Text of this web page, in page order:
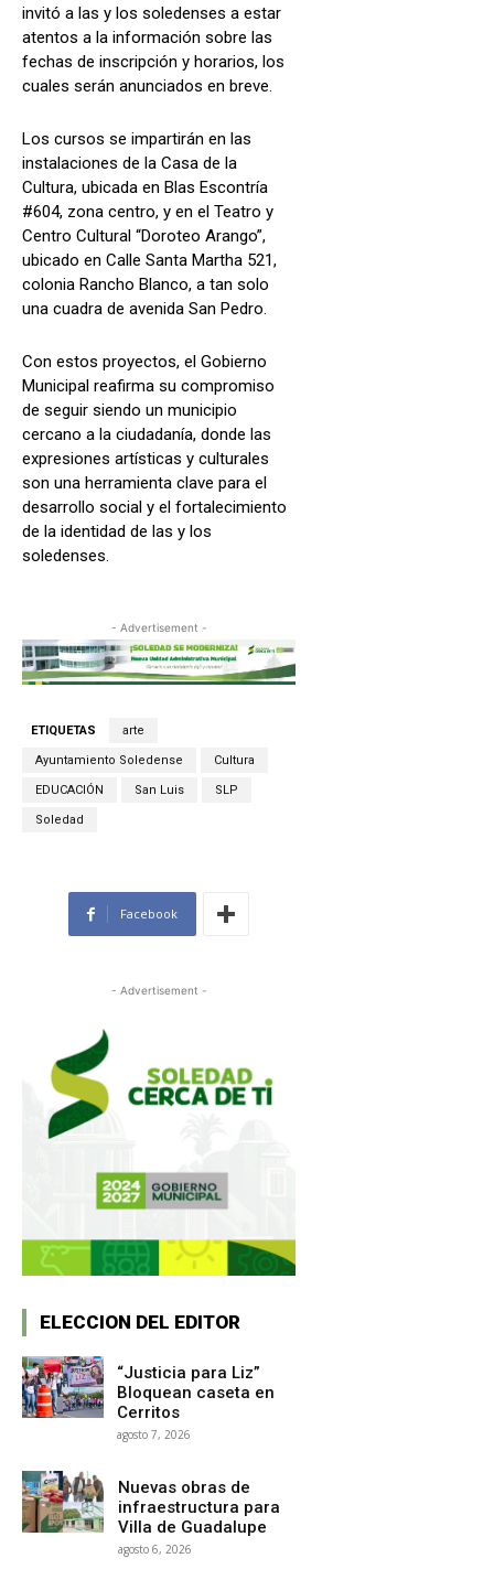
invitó a las y los soledenses a estar
atentos a la información sobre las
fechas de inscripción y horarios, los
cuales serán anunciados en breve.
Los cursos se impartirán en las
instalaciones de la Casa de la
Cultura, ubicada en Blas Escontría
#604, zona centro, y en el Teatro y
Centro Cultural “Doroteo Arango”,
ubicado en Calle Santa Martha 521,
colonia Rancho Blanco, a tan solo
una cuadra de avenida San Pedro.
Con estos proyectos, el Gobierno
Municipal reafirma su compromiso
de seguir siendo un municipio
cercano a la ciudadanía, donde las
expresiones artísticas y culturales
son una herramienta clave para el
desarrollo social y el fortalecimiento
de la identidad de las y los
soledenses.
- Advertisement -
ETIQUETAS arte
Ayuntamiento Soledense Cultura
EDUCACIÓN San Luis SLP
Soledad
Facebook
- Advertisement -
ELECCION DEL EDITOR
“Justicia para Liz”
Bloquean caseta en
Cerritos
agosto 7, 2026
Nuevas obras de
infraestructura para
Villa de Guadalupe
agosto 6, 2026